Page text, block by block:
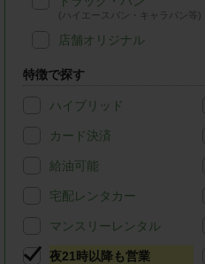
(ハイエースバン・キャラバン等)
店舗オリジナル
特徴で探す
ハイブリッド
カード決済
給油可能
宅配レンタカー
マンスリーレンタル
夜21時以降も営業